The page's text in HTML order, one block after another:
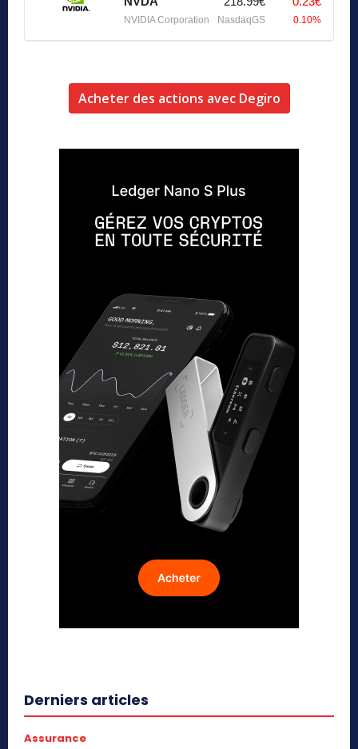
NVIDIA Corporation NasdaqGS 0.10%
Acheter des actions avec Degiro
Derniers articles
Assurance